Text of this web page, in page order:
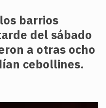
barrios
del sábado
a otras ocho
cebollines.